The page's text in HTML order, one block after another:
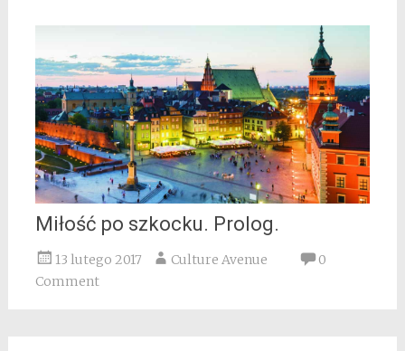
Miłość po szkocku. Prolog.
13 lutego 2017 Culture Avenue
0
Comment